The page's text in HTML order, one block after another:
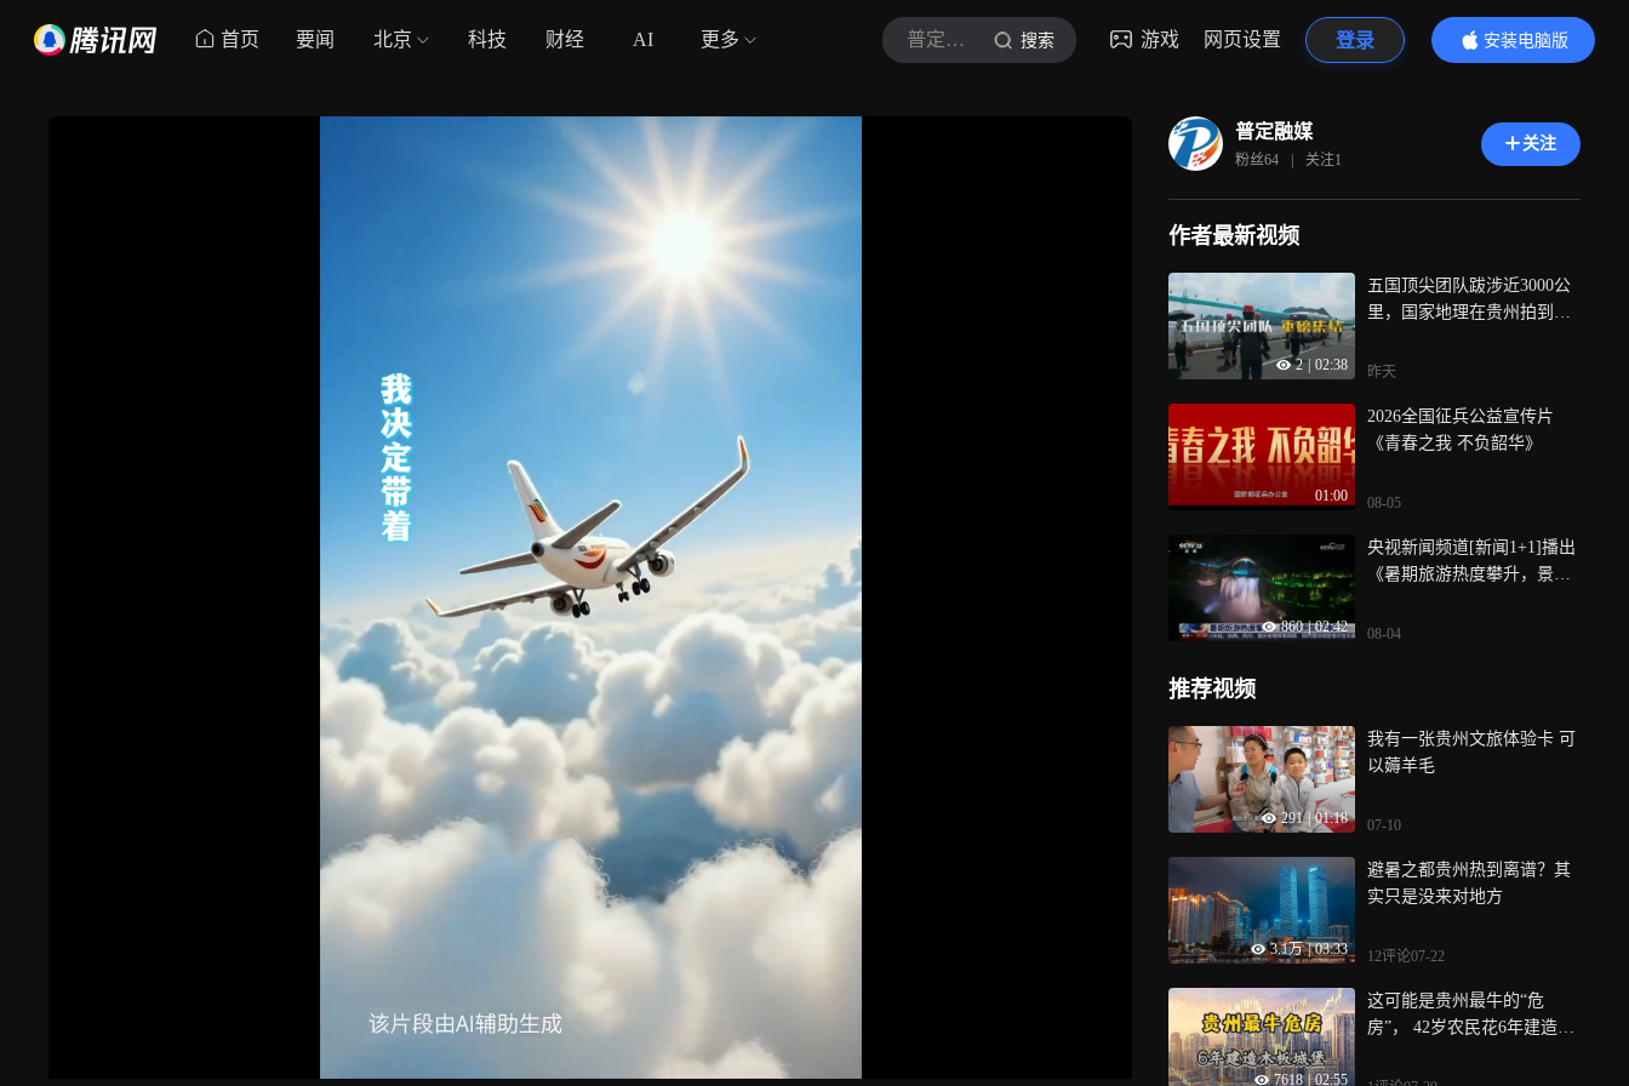
首页 要闻 北京 科技 财经 AI 更多 普定融媒 搜索 游戏 网页设置 登录
安装电脑版
内容更精彩
普定融媒
粉丝64 | 关注1
关注
作者最新视频
2 02:38
五国顶尖团队跋涉近3000公
里，国家地理在贵州拍到了
结，直上云霄，垂降地心，
美目的地：秘境贵州》第二
季将于8月7日重磅登陆CCTV
过国家地理杂志、全球电视
传
昨天
01:00
2026全国征兵公益宣传片
《青春之我 不负韶华》
08-05
860 | 02:42
央视新闻频道[新闻1+1]播出
《暑期旅游热度攀升，景区
08-04
推荐视频
291 01:18
我有一张贵州文旅体验卡 可
以薅羊毛
07-10
3.1万 | 03:33
避暑之都贵州热到离谱？其
实只是没来对地方
12评论07-22
7618 02:55
这可能是贵州最牛的“危
房”， 42岁农民花6年建造木